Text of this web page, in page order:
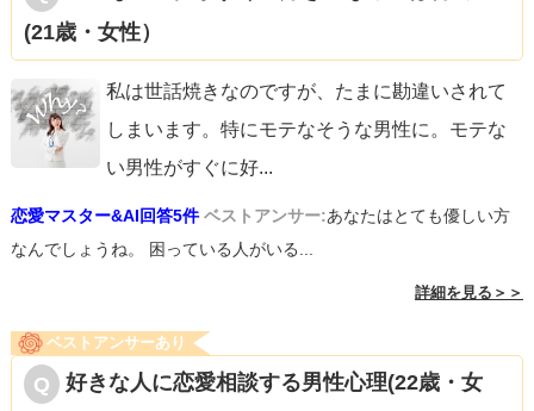
(21歳・女性）
私は世話焼きなのですが、たまに勘違いされて
しまいます。特にモテなそうな男性に。モテな
い男性がすぐに好...
恋愛マスター&AI回答5件 ベストアンサー:あなたはとても優しい方
なんでしょうね。 困っている人がいる...
詳細を見る＞＞
ベストアンサーあり
好きな人に恋愛相談する男性心理(22歳・女